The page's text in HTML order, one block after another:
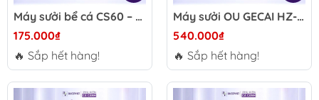
Máy sưởi bể cá CS60 – Điều chỉnh nhiệt độ điện tử chính xác, màn hình LED, phù hợp hồ cá thủy sinh
175.000₫
🔥 Sắp hết hàng!
Máy sưởi OU GECAI HZ-Q5 – Máy sưởi inox hồ cá, cảm biến nhiệt, tự ngắt an toàn, điều chỉnh nhiệt độ ngoài
540.000₫
🔥 Sắp hết hàng!